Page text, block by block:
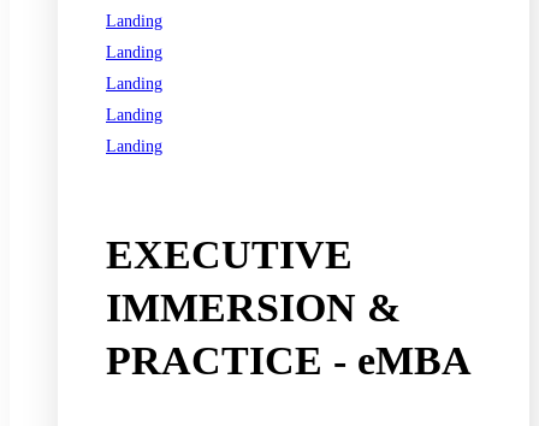
Landing
Landing
Landing
Landing
Landing
EXECUTIVE
IMMERSION &
PRACTICE - eMBA